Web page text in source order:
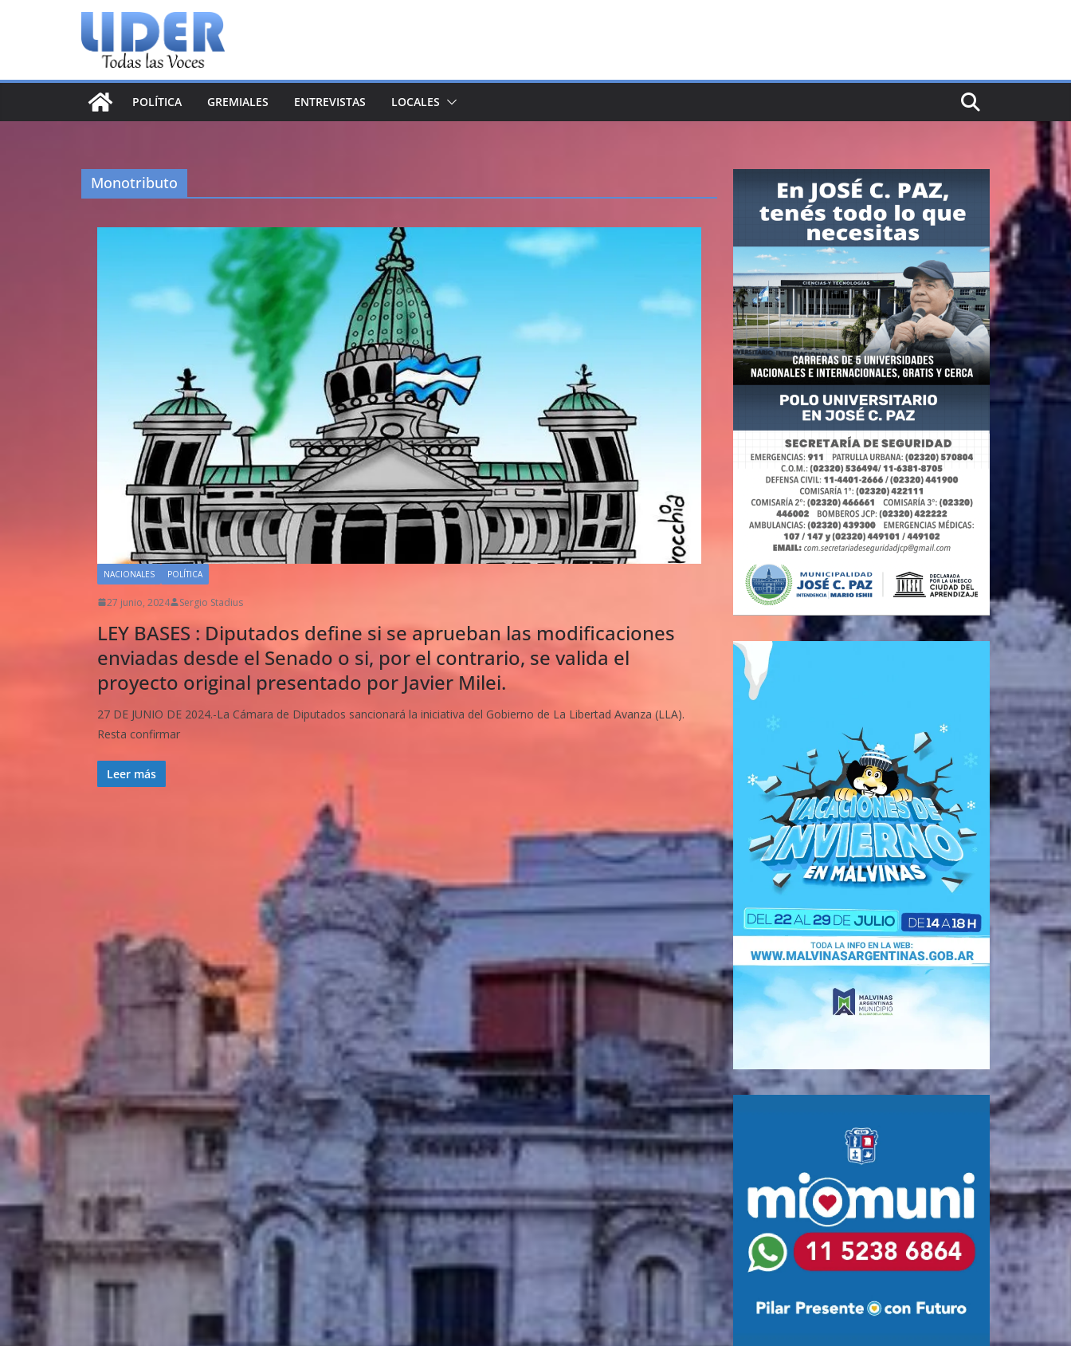
POLÍTICA GREMIALES ENTREVISTAS LOCALES
Monotributo
NACIONALES POLÍTICA
27 junio, 2024 Sergio Stadius
LEY BASES : Diputados define si se aprueban las modificaciones
enviadas desde el Senado o si, por el contrario, se valida el
proyecto original presentado por Javier Milei.
27 DE JUNIO DE 2024.-La Cámara de Diputados sancionará la iniciativa del Gobierno de La Libertad Avanza (LLA).
Resta confirmar
Leer más